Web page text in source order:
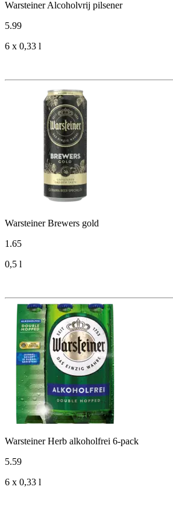
Warsteiner Alcoholvrij pilsener
5.99
6 x 0,33 l
Warsteiner Brewers gold
1 .65
0,5 l
Warsteiner Herb alkoholfrei 6-pack
5.59
6 x 0,33 l